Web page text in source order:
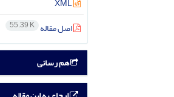
XML
اصل مقاله 55.39 K
هم رسانی